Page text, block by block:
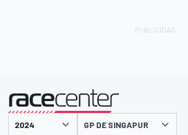
presentado por GP DE SINGAPUR